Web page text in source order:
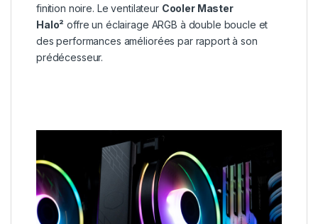
finition noire. Le ventilateur Cooler Master
Halo² offre un éclairage ARGB à double boucle et
des performances améliorées par rapport à son
prédécesseur.